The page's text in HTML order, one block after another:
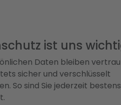
ist uns
Daten bleiben
sicher und verschlüsselt
So sind Sie jederzeit bestens